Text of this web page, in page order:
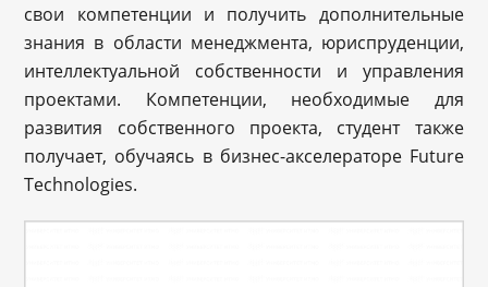
свои компетенции и получить дополнительные
знания в области менеджмента, юриспруденции,
интеллектуальной собственности и управления
проектами. Компетенции, необходимые для
развития собственного проекта, студент также
получает, обучаясь в бизнес-акселераторе Future
Technologies.